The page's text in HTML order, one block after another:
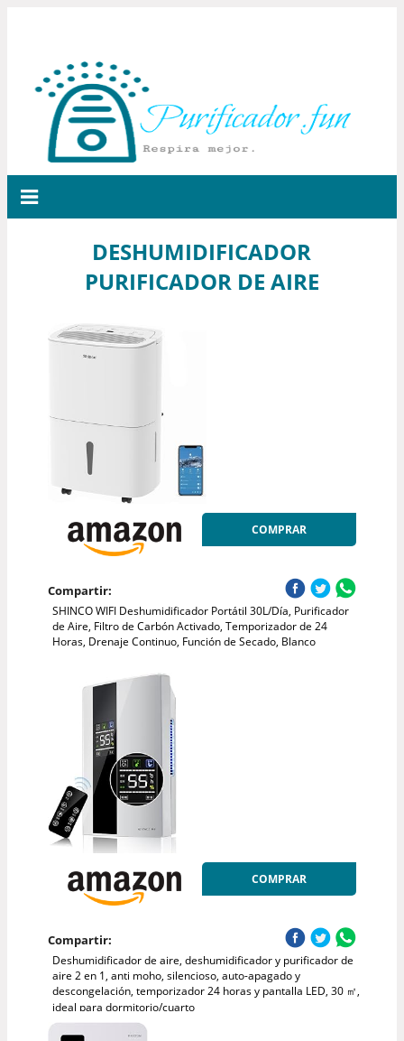
DESHUMIDIFICADOR
PURIFICADOR DE AIRE
COMPRAR
Compartir:
SHINCO WIFI Deshumidificador Portátil 30L/Día, Purificador
de Aire, Filtro de Carbón Activado, Temporizador de 24
Horas, Drenaje Continuo, Función de Secado, Blanco
COMPRAR
Compartir:
Deshumidificador de aire, deshumidificador y purificador de
aire 2 en 1, anti moho, silencioso, auto-apagado y
descongelación, temporizador 24 horas y pantalla LED, 30 ㎡,
ideal para dormitorio/cuarto